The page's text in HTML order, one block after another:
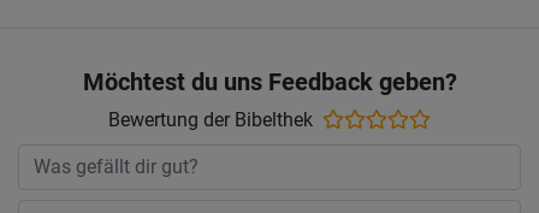
Möchtest du uns Feedback geben?
Bewertung der Bibelthek